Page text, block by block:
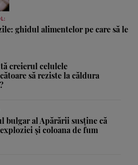
ghidul alimentelor pe care să le
creierul celulele
să reziste la căldura
bulgar al Apărării susține că
și coloana de fum